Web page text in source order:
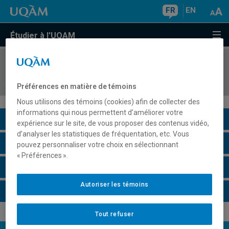
FR EN
Étudier à l'UQAM
COURS//
Description du cours
Horaire - Été 2026
Préférences en matière de témoins
Nous utilisons des témoins (cookies) afin de collecter des
informations qui nous permettent d’améliorer votre
expérience sur le site, de vous proposer des contenus vidéo,
d’analyser les statistiques de fréquentation, etc. Vous
pouvez personnaliser votre choix en sélectionnant
« Préférences ».
Tout refuser
Autoriser les témoins